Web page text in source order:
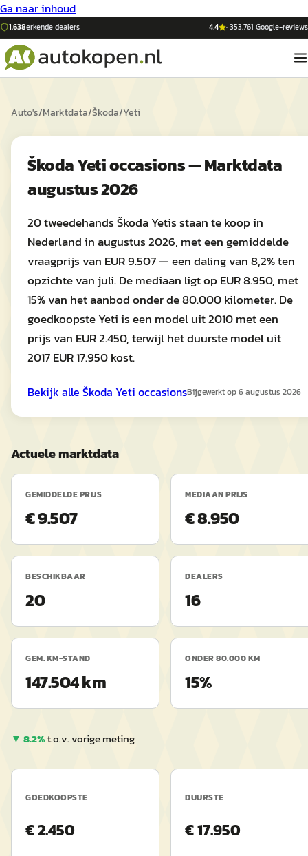
Ga naar inhoud
1.638erkende dealers 4,4 ·353.761 Google-reviews
Auto's/Marktdata/Škoda/Yeti
Škoda Yeti occasions — Marktdata
augustus 2026
20 tweedehands Škoda Yetis staan te koop in
Nederland in augustus 2026, met een gemiddelde
vraagprijs van EUR 9.507 — een daling van 8,2% ten
opzichte van juli. De mediaan ligt op EUR 8.950, met
15% van het aanbod onder de 80.000 kilometer. De
goedkoopste Yeti is een model uit 2010 met een
prijs van EUR 2.450, terwijl het duurste model uit
2017 EUR 17.950 kost.
Bekijk alle Škoda Yeti occasionsBijgewerkt op6 augustus 2026
Actuele marktdata
GEMIDDELDE PRIJS
€ 9.507
MEDIAAN PRIJS
€ 8.950
BESCHIKBAAR
20
DEALERS
16
GEM. KM-STAND
147.504 km
ONDER 80.000 KM
15%
▼ 8.2%t.o.v. vorige meting
GOEDKOOPSTE
€2.450
DUURSTE
€17.950